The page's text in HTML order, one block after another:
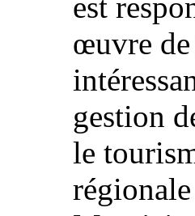
œuvre de
gestion
le